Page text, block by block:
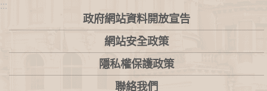
:::
政府網站資料開放宣告
網站安全政策
隱私權保護政策
聯絡我們